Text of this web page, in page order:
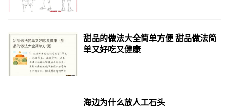
甜品的做法大全简单方便 甜品做法简
单又好吃又健康
海边为什么放人工石头